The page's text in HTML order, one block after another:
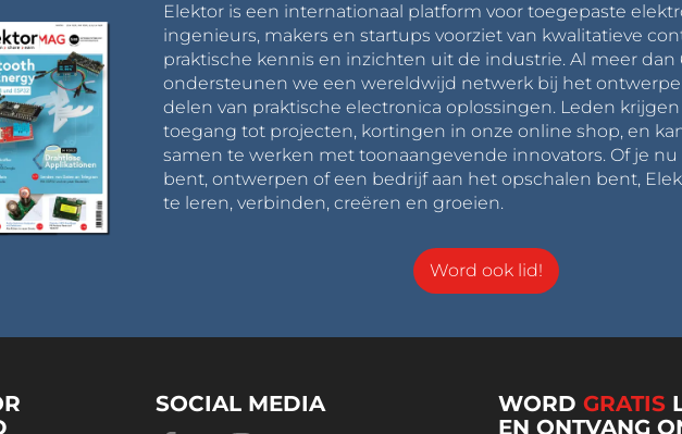
Elektor is een internationaal platform voor toegepaste
ingenieurs, makers en startups voorziet van kwalitatieve
praktische kennis en inzichten uit de industrie. Al meer dan
ondersteunen we een wereldwijd netwerk bij het
delen van praktische electronica oplossingen. Leden krijgen
toegang tot projecten, kortingen in onze online shop, en
samen te werken met toonaangevende innovators. Of je nu
bent, ontwerpen of een bedrijf aan het opschalen bent,
te leren, verbinden, creëren en groeien.
Word ook lid!
SOCIAL MEDIA WORDGRATIS
EN ONTVANG